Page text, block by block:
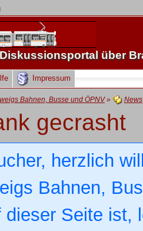
Diskussionsportal über
Impressum
Bahnen, Busse und ÖPNV» News
gecrasht
herzlich
Bahnen,
dieser Seite